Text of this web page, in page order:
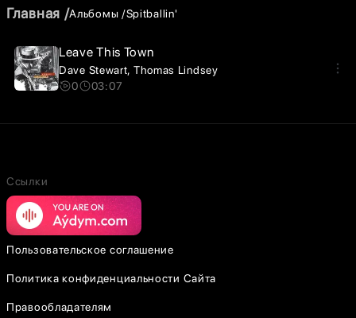
Главная Альбомы Spitballin'
Leave This Town
Dave Stewart Thomas Lindsey
0
03:07
Ссылки
Пользовательское соглашение
Политика конфиденциальности Сайта
Правообладателям